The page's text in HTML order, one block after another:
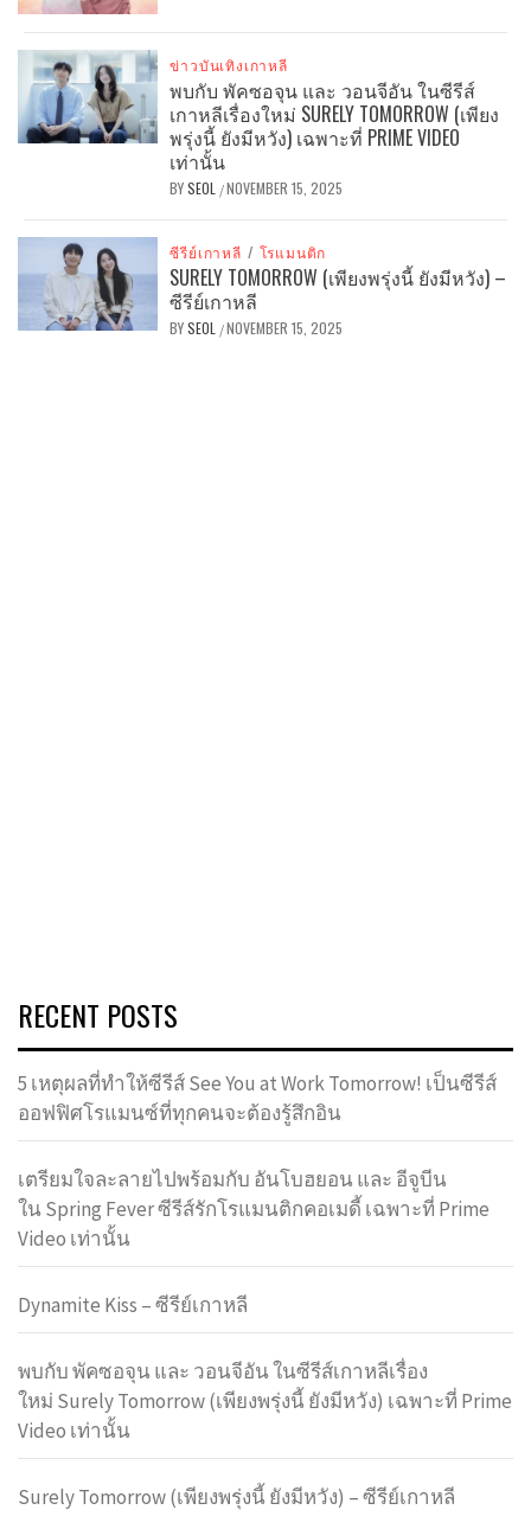
ข่าวบันเทิงเกาหลี
พบกับ พัคซอจุน และ วอนจีอัน ในซีรีส์
เกาหลีเรื่องใหม่ SURELY TOMORROW (เพียง
พรุ่งนี้ ยังมีหวัง) เฉพาะที่ PRIME VIDEO
เท่านั้น
BYSEOL /NOVEMBER 15, 2025
ซีรีย์เกาหลี / โรแมนติก
SURELY TOMORROW (เพียงพรุ่งนี้ ยังมีหวัง) –
ซีรีย์เกาหลี
BYSEOL /NOVEMBER 15, 2025
RECENT POSTS
5 เหตุผลที่ทำให้ซีรีส์ See You at Work Tomorrow! เป็นซีรีส์
ออฟฟิศโรแมนซ์ที่ทุกคนจะต้องรู้สึกอิน
เตรียมใจละลายไปพร้อมกับ อันโบฮยอน และ อีจูบีน
ใน Spring Fever ซีรีส์รักโรแมนติกคอเมดี้ เฉพาะที่ Prime
Video เท่านั้น
Dynamite Kiss – ซีรีย์เกาหลี
พบกับ พัคซอจุน และ วอนจีอัน ในซีรีส์เกาหลีเรื่อง
ใหม่ Surely Tomorrow (เพียงพรุ่งนี้ ยังมีหวัง) เฉพาะที่ Prime
Video เท่านั้น
Surely Tomorrow (เพียงพรุ่งนี้ ยังมีหวัง) – ซีรีย์เกาหลี